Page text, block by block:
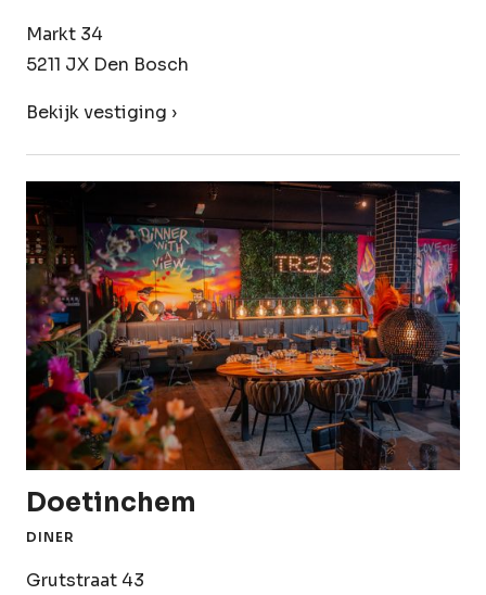
Markt 34
5211 JX Den Bosch
Bekijk vestiging ›
Doetinchem
DINER
Grutstraat 43